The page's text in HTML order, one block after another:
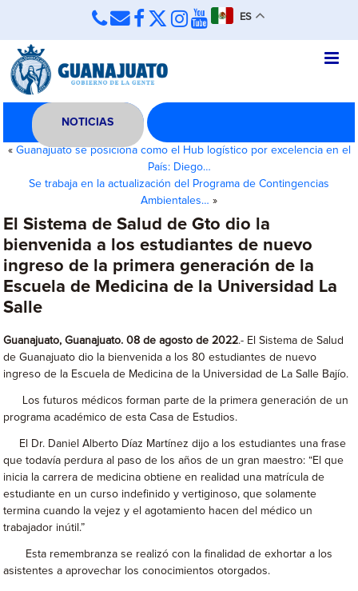
ES
NOTICIAS
« Guanajuato se posiciona como el Hub logístico por excelencia en el
País: Diego…
Se trabaja en la actualización del Programa de Contingencias
Ambientales… »
El Sistema de Salud de Gto dio la
bienvenida a los estudiantes de nuevo
ingreso de la primera generación de la
Escuela de Medicina de la Universidad La
Salle
Guanajuato, Guanajuato. 08 de agosto de 2022.- El Sistema de Salud
de Guanajuato dio la bienvenida a los 80 estudiantes de nuevo
ingreso de la Escuela de Medicina de la Universidad de La Salle Bajío.
Los futuros médicos forman parte de la primera generación de un
programa académico de esta Casa de Estudios.
El Dr. Daniel Alberto Díaz Martínez dijo a los estudiantes una frase
que todavía perdura al paso de los años de un gran maestro: “El que
inicia la carrera de medicina obtiene en realidad una matrícula de
estudiante en un curso indefinido y vertiginoso, que solamente
termina cuando la vejez y el agotamiento hacen del médico un
trabajador inútil.”
Esta remembranza se realizó con la finalidad de exhortar a los
asistentes a aprovechar los conocimientos otorgados.